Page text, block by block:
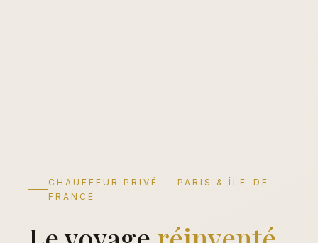
CHAUFFEUR PRIVÉ — PARIS & ÎLE-DE-
FRANCE